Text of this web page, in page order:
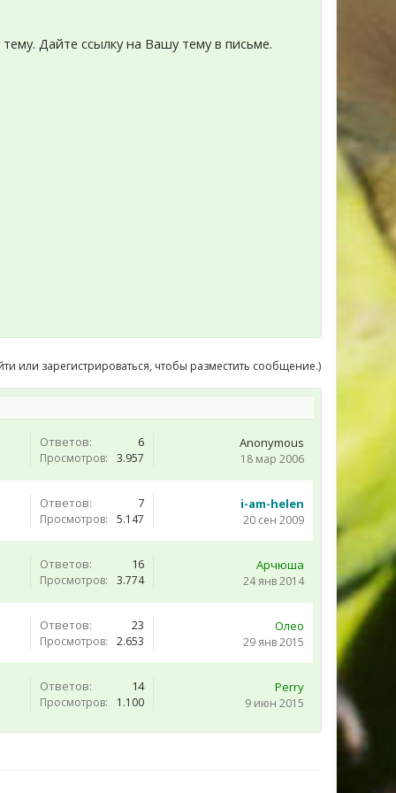
Дайте ссылку на Вашу тему в письме.
или зарегистрироваться, чтобы разместить сообщение.)
Ответов: 6
Просмотров: 3.957
Anonymous
18 мар 2006
Ответов: 7
Просмотров: 5.147
i-am-helen
20 сен 2009
Ответов: 16
Просмотров: 3.774
Арчюша
24 янв 2014
Ответов: 23
Просмотров: 2.653
Олео
29 янв 2015
Ответов: 14
Просмотров: 1.100
Perry
9 июн 2015